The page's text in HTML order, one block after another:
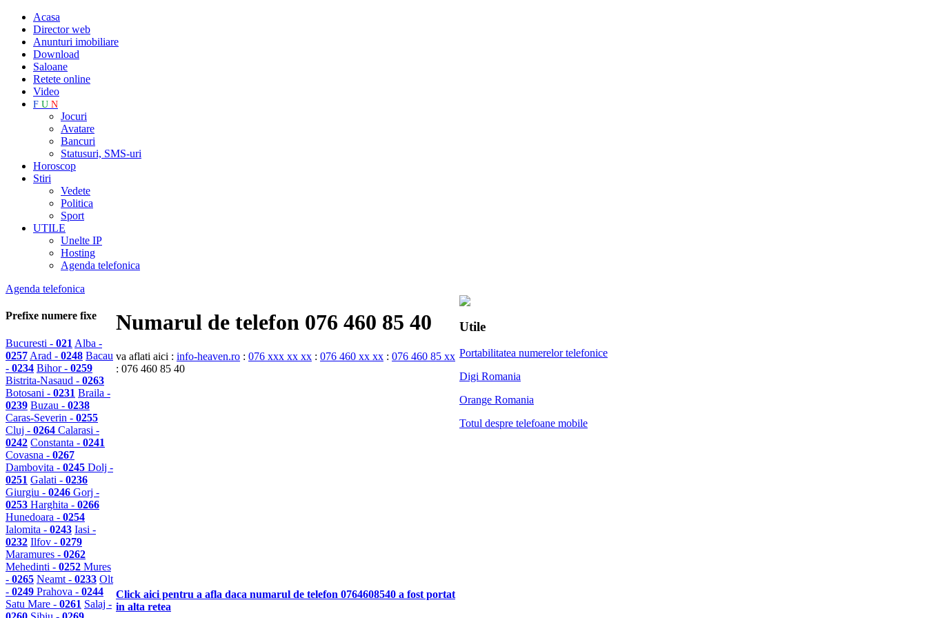
Acasa
Director web
Anunturi imobiliare
Download
Saloane
Retete online
Video
F U N
Jocuri
Avatare
Bancuri
Statusuri, SMS-uri
Horoscop
Stiri
Vedete
Politica
Sport
UTILE
Unelte IP
Hosting
Agenda telefonica
Agenda telefonica
Prefixe numere fixe
Bucuresti - 021 Alba -
0257 Arad - 0248 Bacau
- 0234 Bihor - 0259
Bistrita-Nasaud - 0263
Botosani - 0231 Braila -
0239 Buzau - 0238
Caras-Severin - 0255
Cluj - 0264 Calarasi -
0242 Constanta - 0241
Covasna - 0267
Dambovita - 0245 Dolj -
0251 Galati - 0236
Giurgiu - 0246 Gorj -
0253 Harghita - 0266
Hunedoara - 0254
Ialomita - 0243 Iasi -
0232 Ilfov - 0279
Maramures - 0262
Mehedinti - 0252 Mures
- 0265 Neamt - 0233 Olt
- 0249 Prahova - 0244
Satu Mare - 0261 Salaj -
Numarul de telefon 076 460 85 40
va aflati aici : info-heaven.ro : 076 xxx xx xx : 076 460 xx xx : 076 460 85 xx
: 076 460 85 40
Click aici pentru a afla daca numarul de telefon 0764608540 a fost portat
in alta retea
Utile
Portabilitatea numerelor telefonice
Digi Romania
Orange Romania
Totul despre telefoane mobile